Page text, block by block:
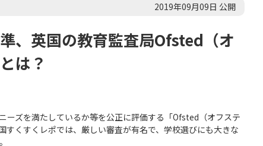
2019年09月09日 公開
、英国の教育監査局Ofsted（オ
は？
ーズを満たしているか等を公正に評価する「Ofsted（オフステ
すくすくレポでは、厳しい審査が有名で、学校選びにも大きな